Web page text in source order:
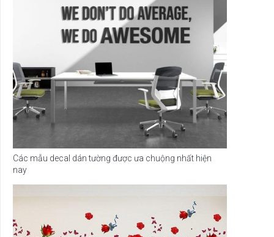
Các mẫu decal dán tường được ưa chuộng nhất hiện
nay